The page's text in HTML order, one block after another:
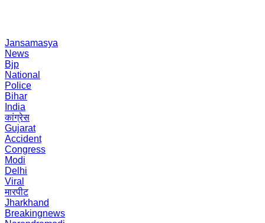
Jansamasya
News
Bjp
National
Police
Bihar
India
कांग्रेस
Gujarat
Accident
Congress
Modi
Delhi
Viral
मारपीट
Jharkhand
Breakingnews